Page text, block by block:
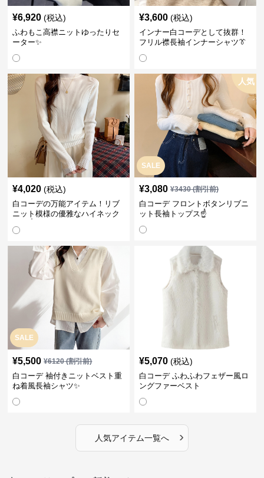
¥6,920 (税込)
ふわもこ高襟ニットゆったりセ
ーター✨
¥3,600 (税込)
インナー白コーデとして抜群！
フリル襟長袖インナーシャツ👔
¥4,020 (税込)
白コーデの万能アイテム！リブ
ニット模様の優雅なハイネック
SALE
人気
¥3,080 ¥3430(割引前)
白コーデ フロントボタンリブニ
ット長袖トップス☝️
SALE
¥5,500 ¥6120(割引前)
白コーデ 袖付きニットベスト重
ね着風長袖シャツ✨
¥5,070 (税込)
白コーデ ふわふわフェザー風ロ
ングファーベスト
人気アイテム一覧へ ›